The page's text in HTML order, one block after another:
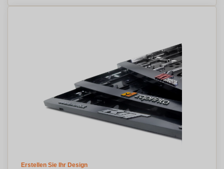
Erstellen Sie Ihr Design